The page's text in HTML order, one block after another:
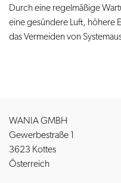
Durch eine regelmäßige
eine gesündere Luft, höhere
das Vermeiden von
WANIA GMBH
Gewerbestraße 1
3623 Kottes
Österreich